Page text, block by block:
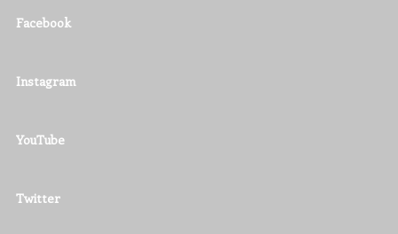
Facebook
Instagram
YouTube
Twitter